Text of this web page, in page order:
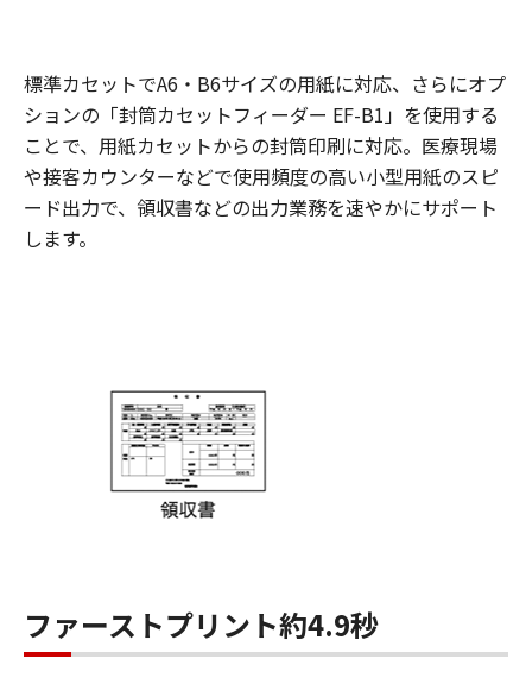
標準カセットでA6・B6サイズの用紙に対応、さらにオプ
ションの「封筒カセットフィーダー EF-B1」を使用する
ことで、用紙カセットからの封筒印刷に対応。医療現場
や接客カウンターなどで使用頻度の高い小型用紙のスピ
ード出力で、領収書などの出力業務を速やかにサポート
します。
ファーストプリント約4.9秒